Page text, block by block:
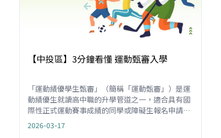
【中投區】3分鐘看懂 運動甄審入學
「運動績優學生甄審」（簡稱「運動甄審」）是運
動績優生就讀高中職的升學管道之一，適合具有國
際性正式運動賽事成績的同學或障礙生報名申請，
只要符合資格，不管是國中應屆畢業、非應屆或同
等學力，不受就學區限制，皆可報名。重點是不需
2026-03-17